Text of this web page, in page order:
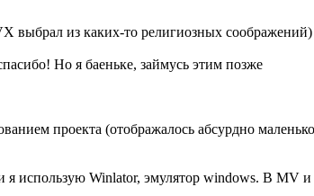
выбрал из каких-то религиозных соображений)
Но я баеньке, займусь этим позже
проекта (отображалось абсурдно
я использую Winlator, эмулятор windows. В MV